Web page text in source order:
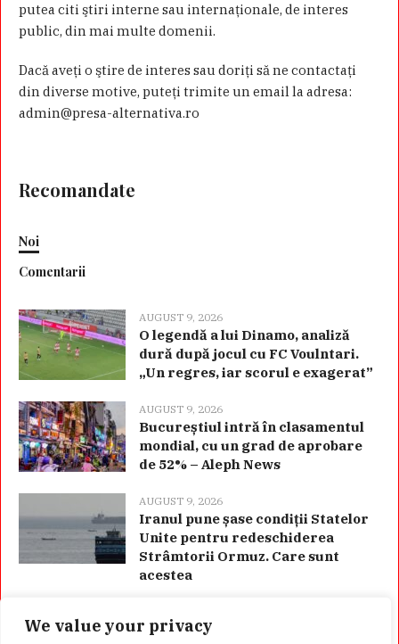
We value your privacy
putea citi ştiri interne sau internaţionale, de interes
public, din mai multe domenii.
Dacă aveţi o ştire de interes sau doriţi să ne contactaţi
din diverse motive, puteţi trimite un email la adresa:
admin@presa-alternativa.ro
Recomandate
Noi
Comentarii
AUGUST 9, 2026
O legendă a lui Dinamo, analiză
dură după jocul cu FC Voulntari.
„Un regres, iar scorul e exagerat”
AUGUST 9, 2026
Bucureștiul intră în clasamentul
mondial, cu un grad de aprobare
de 52% – Aleph News
AUGUST 9, 2026
Iranul pune șase condiții Statelor
Unite pentru redeschiderea
Strâmtorii Ormuz. Care sunt
acestea
Categorii